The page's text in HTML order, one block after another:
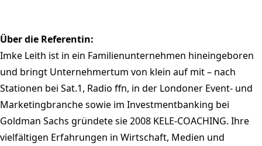
Über die Referentin:
Imke Leith ist in ein Familienunternehmen hineingeboren
und bringt Unternehmertum von klein auf mit – nach
Stationen bei Sat.1, Radio ffn, in der Londoner Event- und
Marketingbranche sowie im Investmentbanking bei
Goldman Sachs gründete sie 2008 KELE-COACHING. Ihre
vielfältigen Erfahrungen in Wirtschaft, Medien und